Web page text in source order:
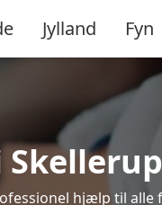
Jylland Fyn
hjælp til